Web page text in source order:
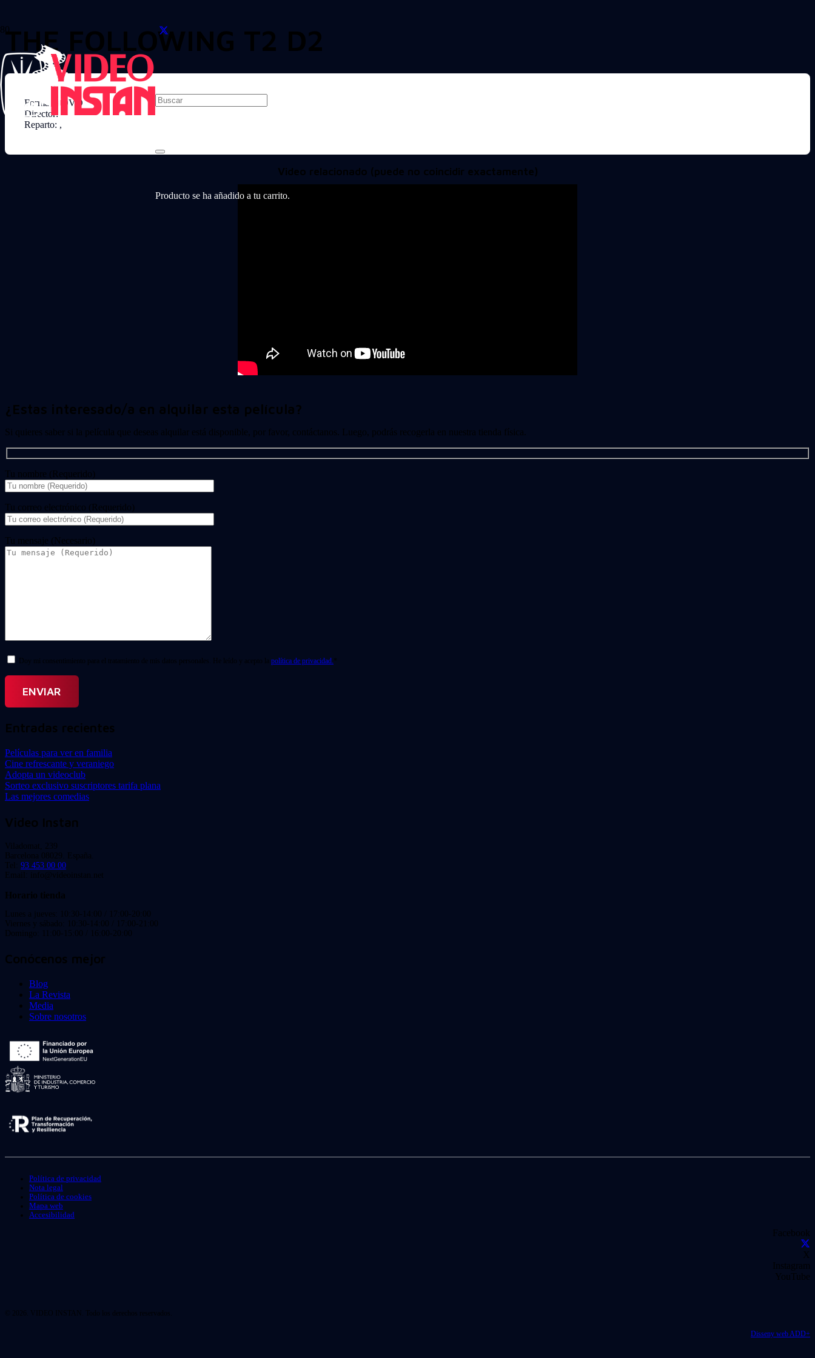
Producto se ha añadido a tu carrito.
THE FOLLOWING T2 D2
Formato: DVD
Director:
Reparto: ,
Video relacionado (puede no coincidir exactamente)
¿Estas interesado/a en alquilar esta película?
Si quieres saber si la película que deseas alquilar está disponible, por favor, contáctanos. Luego, podrás recogerla en nuestra tienda física.
Tu nombre (Requerido)
Tu correo electrónico (Requerido)
Tu mensaje (Necesario)
Doy mi consentimiento para el tratamiento de mis datos personales. He leído y acepto la política de privacidad. *
Entradas recientes
Películas para ver en familia
Cine refrescante y veraniego
Adopta un videoclub
Sorteo exclusivo suscriptores tarifa plana
Las mejores comedias
Video Instan
Viladomat, 239
Barcelona 08029. España.
Tel: 93 453 00 00
Email: info@videoinstan.net
Horario tienda
Lunes a jueves: 10:30-14:00 / 17:00-20:00
Viernes y sábado: 10:30-14:00 / 17:00-21:00
Domingo: 11:00-15:00 / 16:00-20:00
Conócenos mejor
Blog
La Revista
Media
Sobre nosotros
Política de privacidad
Nota legal
Política de cookies
Mapa web
Accesibilidad
Facebook
X
Instagram
YouTube
© 2026. VIDEO INSTAN. Todo los derechos reservados.
Disseny web ADD+